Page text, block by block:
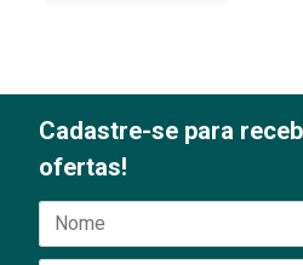
Cadastre-se para
ofertas!